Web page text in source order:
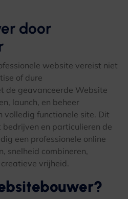
door
website vereist niet
of dure
de geavanceerde Website
launch, en beheer
volledig functionele site. Dit
en particulieren de
een professionele online
snelheid combineren,
vrijheid.